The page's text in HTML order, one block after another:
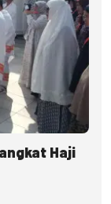
Haji